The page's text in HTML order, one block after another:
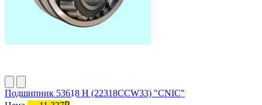
Подшипник 53618 Н (22318CCW33) "CNIC"